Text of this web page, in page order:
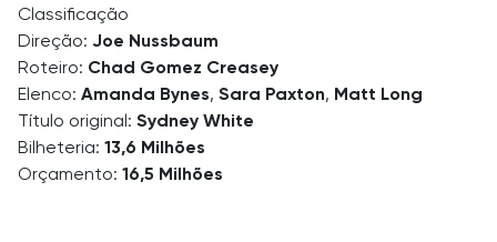
Classificação
Direção: Joe Nussbaum
Roteiro: Chad Gomez Creasey
Elenco: Amanda Bynes, Sara Paxton, Matt Long
Título original: Sydney White
Bilheteria: 13,6 Milhões
Orçamento: 16,5 Milhões